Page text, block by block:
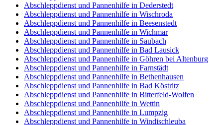
Abschleppdienst und Pannenhilfe in Dederstedt
Abschleppdienst und Pannenhilfe in Wischroda
Abschleppdienst und Pannenhilfe in Beesenstedt
Abschleppdienst und Pannenhilfe in Wichmar
Abschleppdienst und Pannenhilfe in Saubach
Abschleppdienst und Pannenhilfe in Bad Lausick
Abschleppdienst und Pannenhilfe in Göhren bei Altenburg
Abschleppdienst und Pannenhilfe in Farnstädt
Abschleppdienst und Pannenhilfe in Bethenhausen
Abschleppdienst und Pannenhilfe in Bad Köstritz
Abschleppdienst und Pannenhilfe in Bitterfeld-Wolfen
Abschleppdienst und Pannenhilfe in Wettin
Abschleppdienst und Pannenhilfe in Lumpzig
Abschleppdienst und Pannenhilfe in Windischleuba